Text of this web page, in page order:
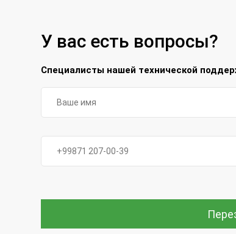
У вас есть вопросы?
Специалисты нашей технической